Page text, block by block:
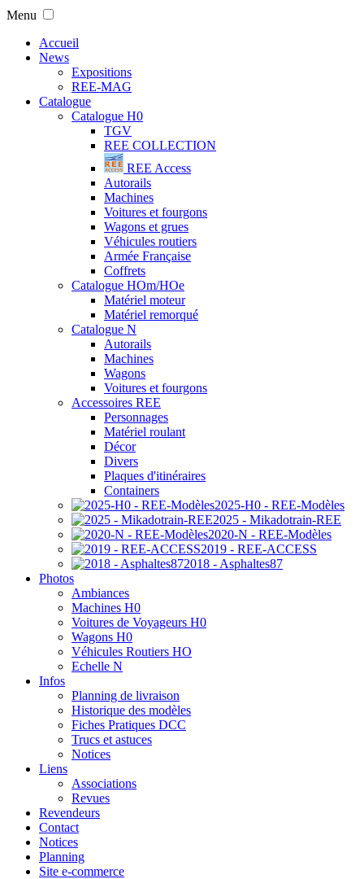
Menu
Accueil
News
Expositions
REE-MAG
Catalogue
Catalogue H0
TGV
REE COLLECTION
REE Access
Autorails
Machines
Voitures et fourgons
Wagons et grues
Véhicules routiers
Armée Française
Coffrets
Catalogue HOm/HOe
Matériel moteur
Matériel remorqué
Catalogue N
Autorails
Machines
Wagons
Voitures et fourgons
Accessoires REE
Personnages
Matériel roulant
Décor
Divers
Plaques d'itinéraires
Containers
2025-H0 - REE-Modèles
2025 - Mikadotrain-REE
2020-N - REE-Modèles
2019 - REE-ACCESS
2018 - Asphaltes87
Photos
Ambiances
Machines H0
Voitures de Voyageurs H0
Wagons H0
Véhicules Routiers HO
Echelle N
Infos
Planning de livraison
Historique des modèles
Fiches Pratiques DCC
Trucs et astuces
Notices
Liens
Associations
Revues
Revendeurs
Contact
Notices
Planning
Site e-commerce